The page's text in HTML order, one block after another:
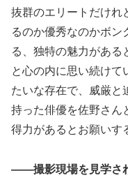
抜群のエリートだけれ
るのか優秀なのかボン
る、独特の魅力がある
と心の内に思い続けて
たいな存在で、威厳と
持った俳優を佐野さん
得力があるとお願いす
――撮影現場を見学さ